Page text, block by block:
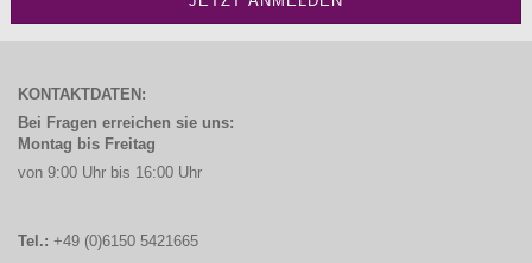
KONTAKTDATEN:
Bei Fragen erreichen sie uns:
Montag bis Freitag
von 9:00 Uhr bis 16:00 Uhr
Tel.: +49 (0)6150 5421665